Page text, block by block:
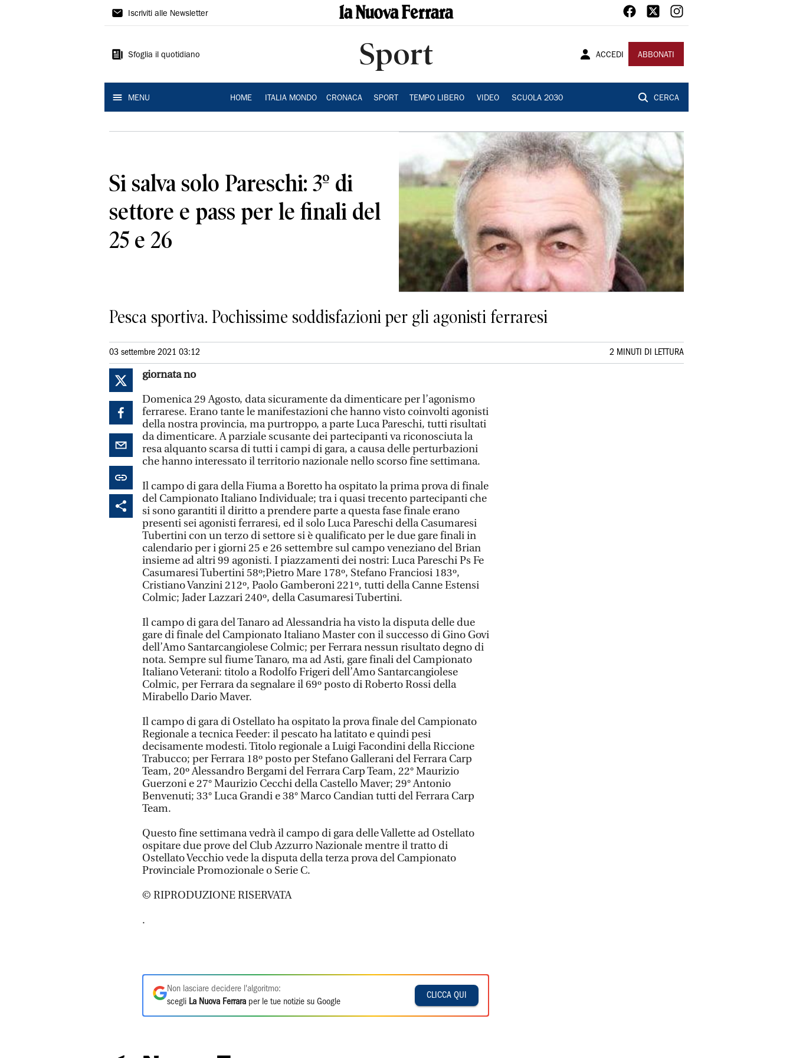
La
Ferrara
Iscriviti alle Newsletter
Sfoglia il quotidiano Sport ACCEDI ABBONATI
MENU HOME ITALIA MONDO CRONACA SPORT TEMPO LIBERO VIDEO SCUOLA 2030 CERCA
Si salva solo Pareschi: 3º di
settore e pass per le finali del
25 e 26
Pesca sportiva. Pochissime soddisfazioni per gli agonisti ferraresi
03 settembre 2021 03:12 2 MINUTI DI LETTURA
giornata no
Domenica 29 Agosto, data sicuramente da dimenticare per l’agonismo
ferrarese. Erano tante le manifestazioni che hanno visto coinvolti agonisti
della nostra provincia, ma purtroppo, a parte Luca Pareschi, tutti risultati
da dimenticare. A parziale scusante dei partecipanti va riconosciuta la
resa alquanto scarsa di tutti i campi di gara, a causa delle perturbazioni
che hanno interessato il territorio nazionale nello scorso fine settimana.
Il campo di gara della Fiuma a Boretto ha ospitato la prima prova di finale
del Campionato Italiano Individuale; tra i quasi trecento partecipanti che
si sono garantiti il diritto a prendere parte a questa fase finale erano
presenti sei agonisti ferraresi, ed il solo Luca Pareschi della Casumaresi
Tubertini con un terzo di settore si è qualificato per le due gare finali in
calendario per i giorni 25 e 26 settembre sul campo veneziano del Brian
insieme ad altri 99 agonisti. I piazzamenti dei nostri: Luca Pareschi Ps Fe
Casumaresi Tubertini 58º;Pietro Mare 178º, Stefano Franciosi 183º,
Cristiano Vanzini 212º, Paolo Gamberoni 221º, tutti della Canne Estensi
Colmic; Jader Lazzari 240º, della Casumaresi Tubertini.
Il campo di gara del Tanaro ad Alessandria ha visto la disputa delle due
gare di finale del Campionato Italiano Master con il successo di Gino Govi
dell’Amo Santarcangiolese Colmic; per Ferrara nessun risultato degno di
nota. Sempre sul fiume Tanaro, ma ad Asti, gare finali del Campionato
Italiano Veterani: titolo a Rodolfo Frigeri dell’Amo Santarcangiolese
Colmic, per Ferrara da segnalare il 69º posto di Roberto Rossi della
Mirabello Dario Maver.
Il campo di gara di Ostellato ha ospitato la prova finale del Campionato
Regionale a tecnica Feeder: il pescato ha latitato e quindi pesi
decisamente modesti. Titolo regionale a Luigi Facondini della Riccione
Trabucco; per Ferrara 18º posto per Stefano Gallerani del Ferrara Carp
Team, 20º Alessandro Bergami del Ferrara Carp Team, 22° Maurizio
Guerzoni e 27° Maurizio Cecchi della Castello Maver; 29° Antonio
Benvenuti; 33° Luca Grandi e 38° Marco Candian tutti del Ferrara Carp
Team.
Questo fine settimana vedrà il campo di gara delle Vallette ad Ostellato
ospitare due prove del Club Azzurro Nazionale mentre il tratto di
Ostellato Vecchio vede la disputa della terza prova del Campionato
Provinciale Promozionale o Serie C.
© RIPRODUZIONE RISERVATA
.
Non lasciare decidere l'algoritmo:
scegli La Nuova Ferrara per le tue notizie su Google
CLICCA QUI